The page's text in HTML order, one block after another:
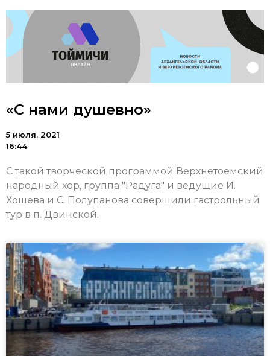
«С нами душевно»
5 июля, 2021
16:44
С такой творческой программой Верхнетоемский
народный хор, группа "Радуга" и ведущие И.
Хошева и С. Полупанова совершили гастрольный
тур в п. Двинской.